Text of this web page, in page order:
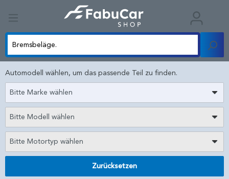
Automodell wählen, um das passende Teil zu finden.
Bitte Marke wählen
Bitte Modell wählen
Bitte Motortyp wählen
Zurücksetzen